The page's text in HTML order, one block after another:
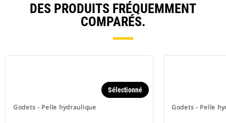
DES PRODUITS FRÉQUEMMENT
COMPARÉS.
Godets - Pelle hydraulique
Sélectionné
Godets - Pelle